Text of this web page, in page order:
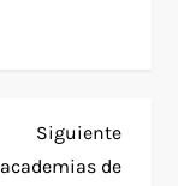
Siguiente
de